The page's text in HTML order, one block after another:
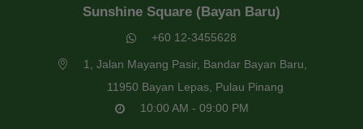
Sunshine Square (Bayan Baru)
+60 12-3455628
1, Jalan Mayang Pasir, Bandar Bayan Baru,
11950 Bayan Lepas, Pulau Pinang
10:00 AM - 09:00 PM